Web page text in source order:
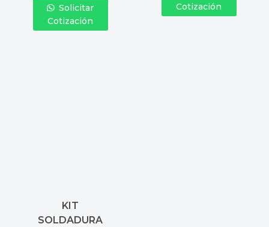
Solicitar
Cotización
Cotización
KIT
SOLDADURA